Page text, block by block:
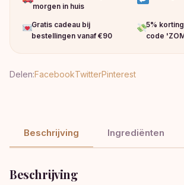
morgen in huis
Gratis cadeau bij
bestellingen vanaf €90
5%
code
Delen:FacebookTwitterPinterest
Beschrijving Ingrediënten
Beschrijving